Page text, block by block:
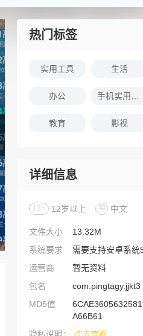
热门标签
实用工具 生活
办公
教育 影视
详细信息
12+ 12岁以上 中 中文
文件大小
13.32M
系统要求
需要支持安卓系统
运营商
暂无资料
包名
com.pingtagy.jjkt3
MD5值
A66B61